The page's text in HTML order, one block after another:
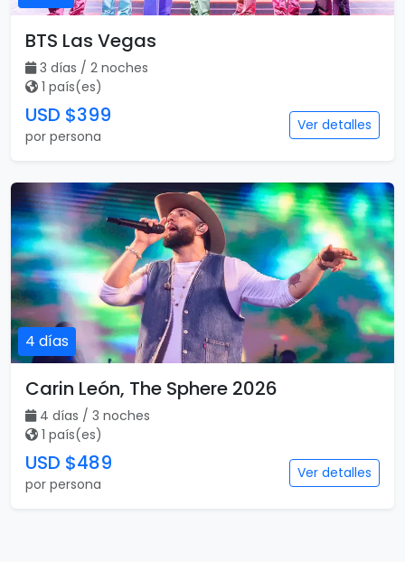
BTS Las Vegas
3 días / 2 noches
1 país(es)
USD $399
por persona
Ver detalles
4 días
Carin León, The Sphere 2026
4 días / 3 noches
1 país(es)
USD $489
por persona
Ver detalles